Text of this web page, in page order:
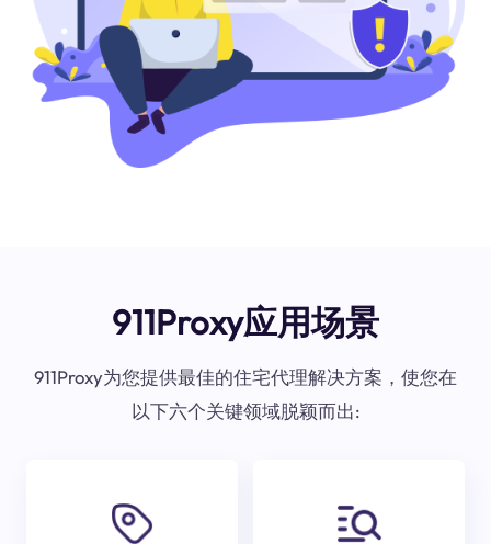
911Proxy应用场景
911Proxy为您提供最佳的住宅代理解决方案，使您在
以下六个关键领域脱颖而出: